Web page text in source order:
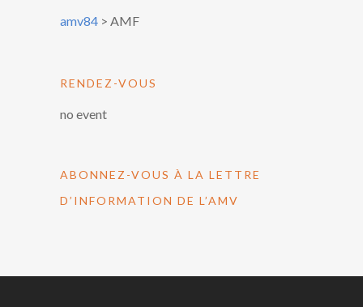
amv84 > AMF
RENDEZ-VOUS
no event
ABONNEZ-VOUS À LA LETTRE
D’INFORMATION DE L’AMV